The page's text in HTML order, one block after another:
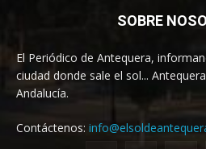
SOBRE
El Periódico de Antequera,
ciudad donde sale el sol...
Andalucía.
Contáctenos: